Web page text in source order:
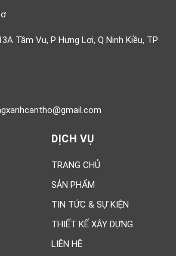
Tầm Vu, P Hưng Lợi, Q Ninh Kiều, TP
DỊCH VỤ
TRANG CHỦ
SẢN PHẨM
TIN TỨC & SỰ KIỆN
THIẾT KẾ XÂY DỰNG
LIÊN HỆ